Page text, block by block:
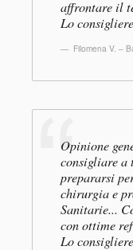
affrontare il
Lo
Filomena V. –
Opinione
consigliare a
prepararsi
chirurgia e
Sanitarie...
con ottime
Lo